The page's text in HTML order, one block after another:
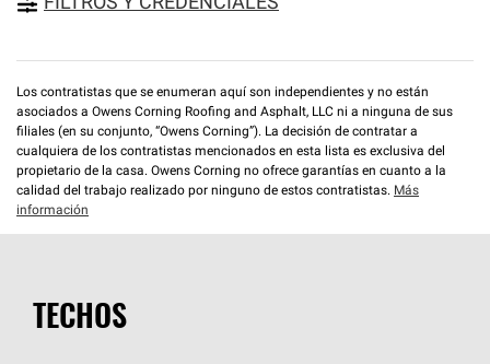
Los contratistas que se enumeran aquí son independientes y no están
asociados a Owens Corning Roofing and Asphalt, LLC ni a ninguna de sus
filiales (en su conjunto, “Owens Corning”). La decisión de contratar a
cualquiera de los contratistas mencionados en esta lista es exclusiva del
propietario de la casa. Owens Corning no ofrece garantías en cuanto a la
calidad del trabajo realizado por ninguno de estos contratistas. Más
información
TECHOS